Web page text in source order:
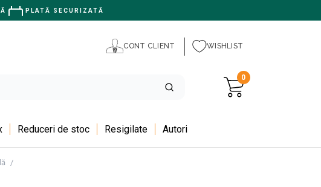
PLATĂ SECURIZATĂ
CONT CLIENT WISHLIST
0
Reduceri de stoc Resigilate Autori